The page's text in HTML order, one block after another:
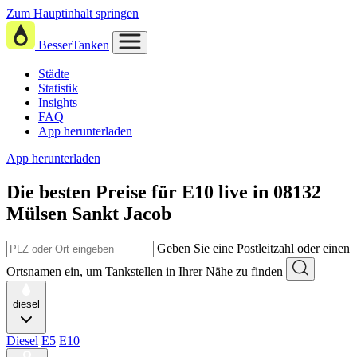
Zum Hauptinhalt springen
BesserTanken
Städte
Statistik
Insights
FAQ
App herunterladen
App herunterladen
Die besten Preise für E10 live in 08132
Mülsen Sankt Jacob
Geben Sie eine Postleitzahl oder einen
Ortsnamen ein, um Tankstellen in Ihrer Nähe zu finden
diesel
Diesel E5 E10